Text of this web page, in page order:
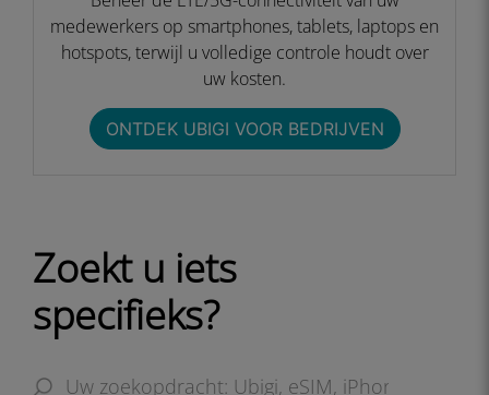
medewerkers op smartphones, tablets, laptops en
hotspots, terwijl u volledige controle houdt over
uw kosten.​
ONTDEK UBIGI VOOR BEDRIJVEN​
Zoekt u iets
specifieks?